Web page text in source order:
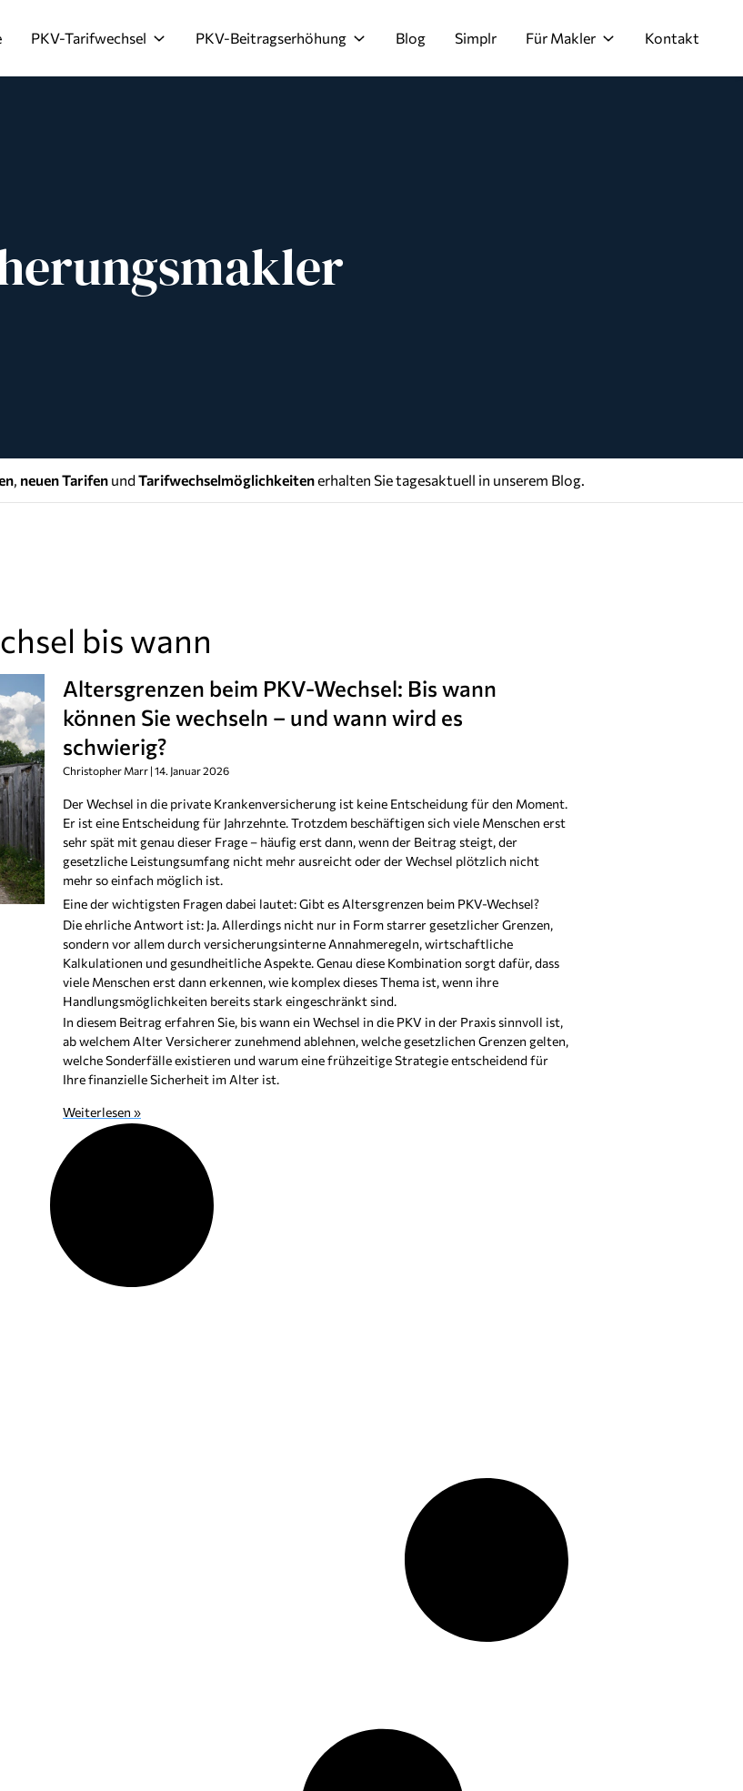
PKV-Tarifwechsel PKV-Beitragserhöhung Blog Simplr Für Makler Kontakt
, neuen Tarifen undTarifwechselmöglichkeitenerhalten Sie tagesaktuell in unserem Blog.
bis wann
Altersgrenzen beim PKV-Wechsel: Bis wann
können Sie wechseln – und wann wird es
schwierig?
Christopher Marr 14. Januar 2026
Der Wechsel in die private Krankenversicherung ist keine Entscheidung für den Moment.
Er ist eine Entscheidung für Jahrzehnte. Trotzdem beschäftigen sich viele Menschen erst
sehr spät mit genau dieser Frage – häufig erst dann, wenn der Beitrag steigt, der
gesetzliche Leistungsumfang nicht mehr ausreicht oder der Wechsel plötzlich nicht
mehr so einfach möglich ist.
Eine der wichtigsten Fragen dabei lautet: Gibt es Altersgrenzen beim PKV-Wechsel?
Die ehrliche Antwort ist: Ja. Allerdings nicht nur in Form starrer gesetzlicher Grenzen,
sondern vor allem durch versicherungsinterne Annahmeregeln, wirtschaftliche
Kalkulationen und gesundheitliche Aspekte. Genau diese Kombination sorgt dafür, dass
viele Menschen erst dann erkennen, wie komplex dieses Thema ist, wenn ihre
Handlungsmöglichkeiten bereits stark eingeschränkt sind.
In diesem Beitrag erfahren Sie, bis wann ein Wechsel in die PKV in der Praxis sinnvoll ist,
ab welchem Alter Versicherer zunehmend ablehnen, welche gesetzlichen Grenzen gelten,
welche Sonderfälle existieren und warum eine frühzeitige Strategie entscheidend für
Ihre finanzielle Sicherheit im Alter ist.
Weiterlesen »